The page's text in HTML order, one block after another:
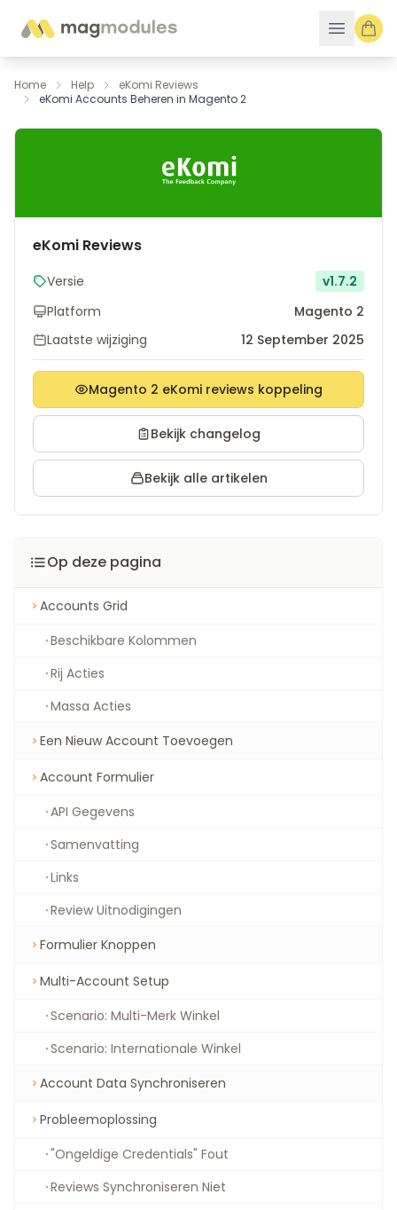
Home Help
eKomi Reviews
eKomi Accounts Beheren in Magento 2
eKomi Reviews
Versie
v1.7.2
Platform
Magento 2
Laatste wijziging
12 September 2025
Magento 2 eKomi reviews koppeling
Bekijk changelog
Bekijk alle artikelen
Op deze pagina
Accounts Grid
Beschikbare Kolommen
Rij Acties
Massa Acties
Een Nieuw Account Toevoegen
Account Formulier
API Gegevens
Samenvatting
Links
Review Uitnodigingen
Formulier Knoppen
Multi-Account Setup
Scenario: Multi-Merk Winkel
Scenario: Internationale Winkel
Account Data Synchroniseren
Probleemoplossing
"Ongeldige Credentials" Fout
Reviews Synchroniseren Niet